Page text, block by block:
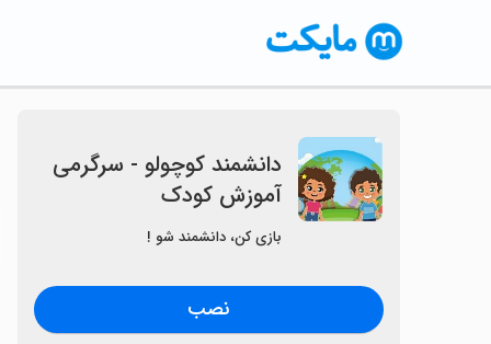
دانشمند کوچولو - سرگرمی
آموزش کودک
بازی کن، دانشمند شو !
نصب